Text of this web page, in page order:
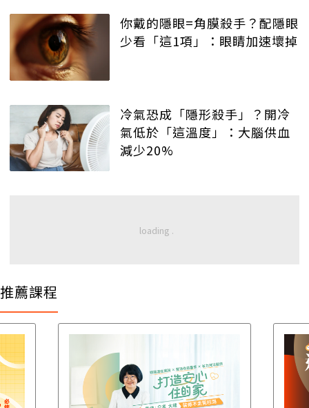
你戴的隱眼=角膜殺手？配隱眼
少看「這1項」：眼睛加速壞掉
冷氣恐成「隱形殺手」？開冷
氣低於「這溫度」：大腦供血
減少20%
推薦課程